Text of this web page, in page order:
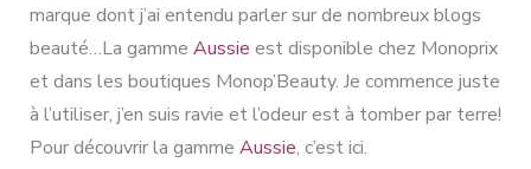
marque dont j’ai entendu parler sur de nombreux blogs
beauté…La gamme Aussie est disponible chez Monoprix
et dans les boutiques Monop’Beauty. Je commence juste
à l’utiliser, j’en suis ravie et l’odeur est à tomber par terre!
Pour découvrir la gamme Aussie, c’est ici.